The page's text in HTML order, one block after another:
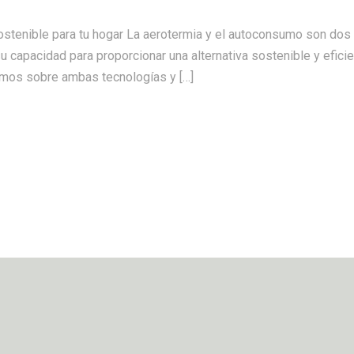
para tu hogar La aerotermia y el autoconsumo son
capacidad para proporcionar una alternativa sostenible y
sobre ambas tecnologías y […]